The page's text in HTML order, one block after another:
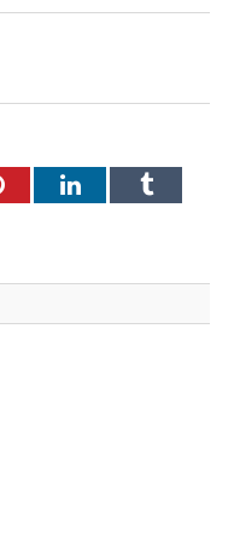
PinterestLinkedInTumblr